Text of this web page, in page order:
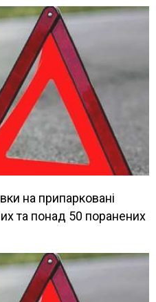
на припарковані
та понад 50 поранених